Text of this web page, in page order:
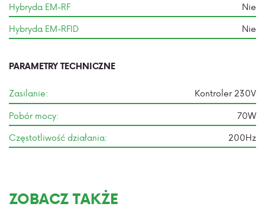
Hybryda EM-RF
Nie
Hybryda EM-RFID
Nie
PARAMETRY TECHNICZNE
Zasilanie:
Kontroler 230V
Pobór mocy:
70W
Częstotliwość działania:
200Hz
ZOBACZ TAKŻE